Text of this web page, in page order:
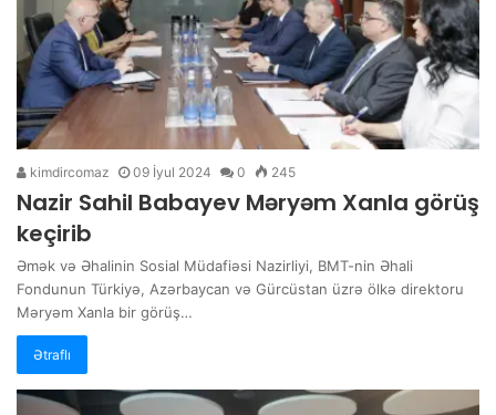
kimdircomaz 09 İyul 2024 0 245
Nazir Sahil Babayev Məryəm Xanla görüş
keçirib
Əmək və Əhalinin Sosial Müdafiəsi Nazirliyi, BMT-nin Əhali
Fondunun Türkiyə, Azərbaycan və Gürcüstan üzrə ölkə direktoru
Məryəm Xanla bir görüş…
Ətraflı